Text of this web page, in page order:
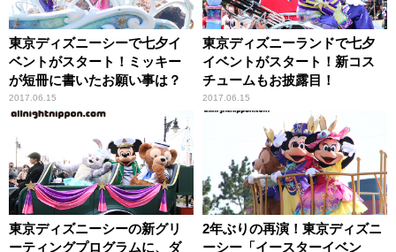
東京ディズニーシーで七夕イ
ベントがスタート！ミッキー
が短冊に書いたお願い事は？
2017.06.15
東京ディズニーランドで七夕
イベントがスタート！新コス
チュームもお披露目！
2017.06.15
東京ディズニーシーの新グリ
ーティングプログラムに、ダ
2年ぶりの再演！東京ディズニ
ーシー「イースターイベン